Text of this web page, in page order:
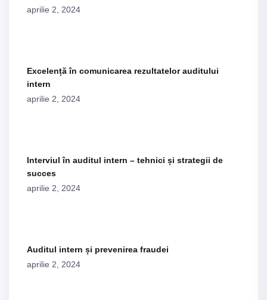
aprilie 2, 2024
Excelență în comunicarea rezultatelor auditului
intern
aprilie 2, 2024
Interviul în auditul intern – tehnici și strategii de
succes
aprilie 2, 2024
Auditul intern și prevenirea fraudei
aprilie 2, 2024